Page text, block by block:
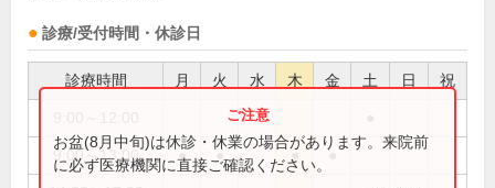
診療/受付時間・休診日
診療時間 月 火 水 木 金 土 日 祝
9:00～13:00 ● ● ● ●
お盆(8月中旬)は休診・休業の場合があります。来院前
に必ず医療機関に直接ご確認ください。